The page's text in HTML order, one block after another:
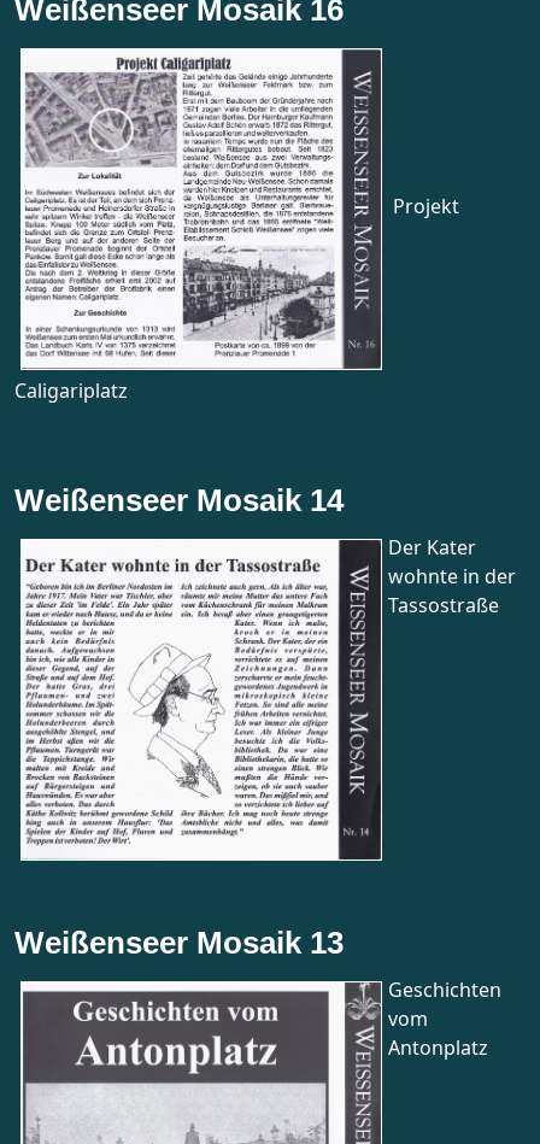
Weißenseer Mosaik 16
Projekt
Caligariplatz
Weißenseer Mosaik 14
Der Kater
wohnte in der
Tassostraße
Weißenseer Mosaik 13
Geschichten
vom
Antonplatz